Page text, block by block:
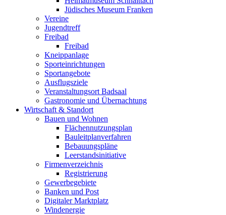
Jüdisches Museum Franken
Vereine
Jugendtreff
Freibad
Freibad
Kneippanlage
Sporteinrichtungen
Sportangebote
Ausflugsziele
Veranstaltungsort Badsaal
Gastronomie und Übernachtung
Wirtschaft & Standort
Bauen und Wohnen
Flächennutzungsplan
Bauleitplanverfahren
Bebauungspläne
Leerstandsinitiative
Firmenverzeichnis
Registrierung
Gewerbegebiete
Banken und Post
Digitaler Marktplatz
Windenergie